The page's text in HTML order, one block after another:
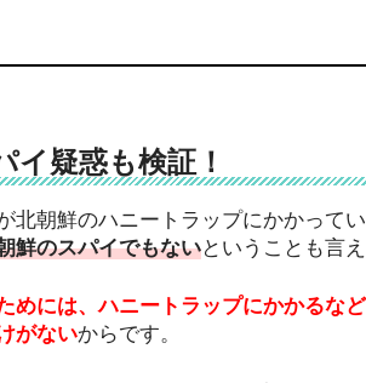
イ疑惑も検証！
北朝鮮のハニートラップにかかって
鮮のスパイでもないということも言え
めには、ハニートラップにかかるな
がないからです。